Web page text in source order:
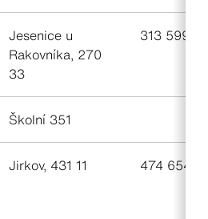
Jesenice u
Rakovníka, 270
33
313 599
Školní 351
Jirkov, 431 11 474 654